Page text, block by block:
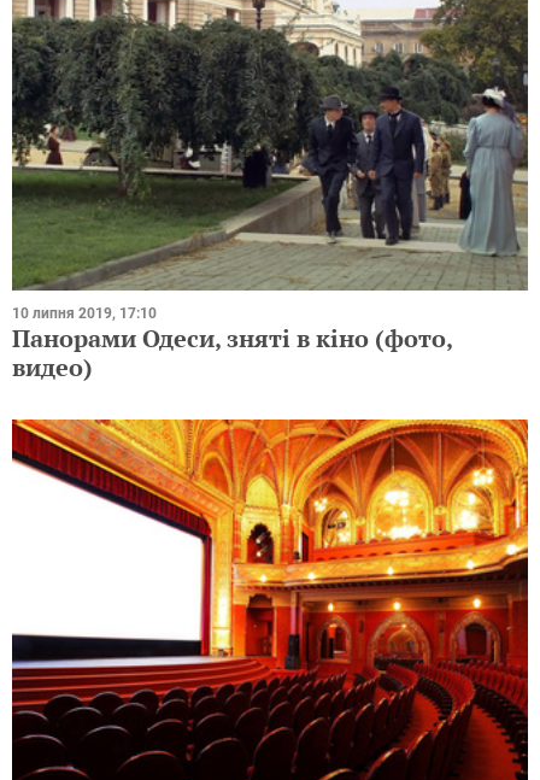
10 липня 2019, 17:10
Панорами Одеси, зняті в кіно (фото,
видео)